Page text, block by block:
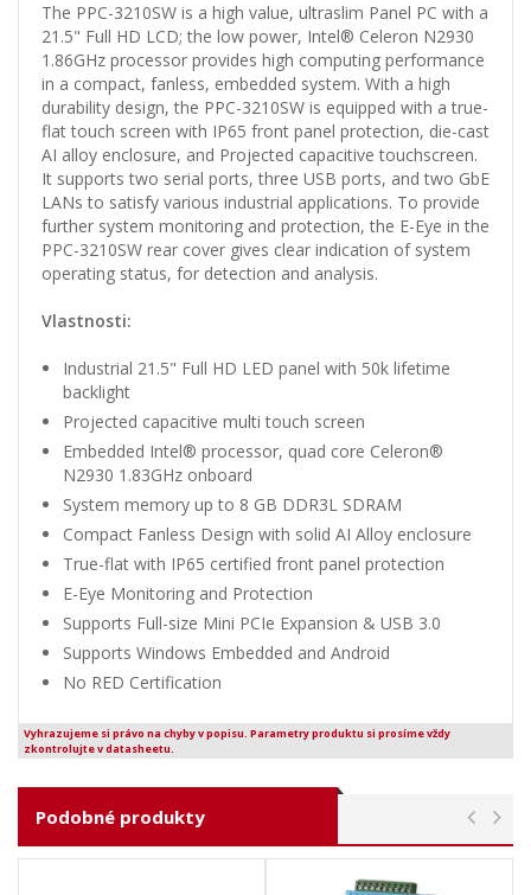
The PPC-3210SW is a high value, ultraslim Panel PC with a
21.5" Full HD LCD; the low power, Intel® Celeron N2930
1.86GHz processor provides high computing performance
in a compact, fanless, embedded system. With a high
durability design, the PPC-3210SW is equipped with a true-
flat touch screen with IP65 front panel protection, die-cast
AI alloy enclosure, and Projected capacitive touchscreen.
It supports two serial ports, three USB ports, and two GbE
LANs to satisfy various industrial applications. To provide
further system monitoring and protection, the E-Eye in the
PPC-3210SW rear cover gives clear indication of system
operating status, for detection and analysis.
Vlastnosti:
Industrial 21.5" Full HD LED panel with 50k lifetime
backlight
Projected capacitive multi touch screen
Embedded Intel® processor, quad core Celeron®
N2930 1.83GHz onboard
System memory up to 8 GB DDR3L SDRAM
Compact Fanless Design with solid AI Alloy enclosure
True-flat with IP65 certified front panel protection
E-Eye Monitoring and Protection
Supports Full-size Mini PCIe Expansion & USB 3.0
Supports Windows Embedded and Android
No RED Certification
Vyhrazujeme si právo na chyby v popisu. Parametry produktu si prosíme vždy
zkontrolujte v datasheetu.
Podobné produkty